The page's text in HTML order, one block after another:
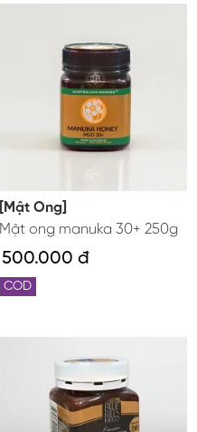
[Mật Ong]
Mật ong manuka 30+ 250g
500.000 đ
COD